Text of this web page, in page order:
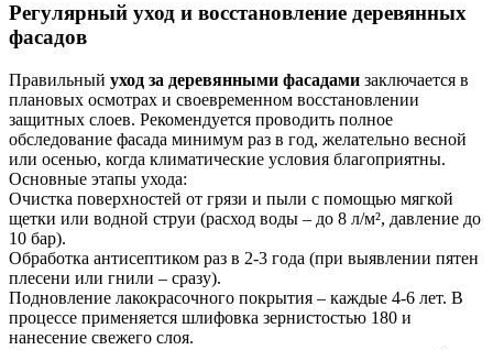
Регулярный уход и восстановление деревянных
фасадов
Правильный уход за деревянными фасадами заключается в
плановых осмотрах и своевременном восстановлении
защитных слоев. Рекомендуется проводить полное
обследование фасада минимум раз в год, желательно весной
или осенью, когда климатические условия благоприятны.
Основные этапы ухода:
Очистка поверхностей от грязи и пыли с помощью мягкой
щетки или водной струи (расход воды – до 8 л/м², давление до
10 бар).
Обработка антисептиком раз в 2-3 года (при выявлении пятен
плесени или гнили – сразу).
Подновление лакокрасочного покрытия – каждые 4-6 лет. В
процессе применяется шлифовка зернистостью 180 и
нанесение свежего слоя.